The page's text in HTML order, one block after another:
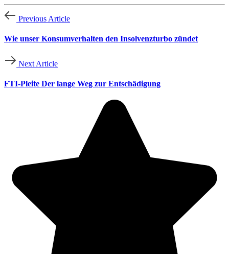
Previous Article
Wie unser Konsumverhalten den Insolvenzturbo zündet
Next Article
FTI-Pleite Der lange Weg zur Entschädigung